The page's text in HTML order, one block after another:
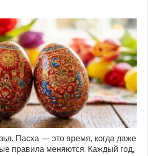
Пасха — это время, когда даже
правила меняются. Каждый год,